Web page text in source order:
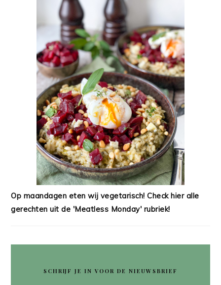
Op maandagen eten wij vegetarisch! Check hier alle
gerechten uit de 'Meatless Monday' rubriek!
SCHRIJF JE IN VOOR DE NIEUWSBRIEF